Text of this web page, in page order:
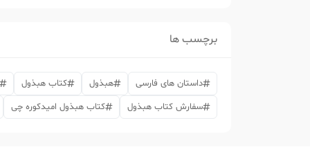
برچسب ها
داستان های فارسی هبذول کتاب هبذول
سفارش کتاب هبذول
کتاب هبذول امیدکوره چی